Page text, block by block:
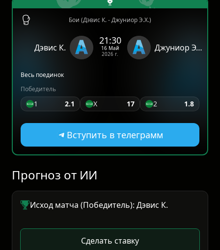
Бои (Дэвис К. - Джуниор Э.Х.)
Дэвис К.
21:30
16 Май
2026 г.
Джуниор Э.Х.
Весь поединок
Победитель
1 2.1 X 17 2 1.8
Вступить в телеграмм
Прогноз от ИИ
Исход матча (Победитель): Дэвис К.
Сделать ставку